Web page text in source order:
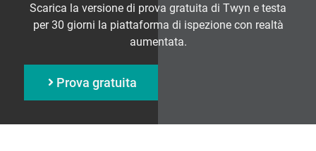
Scarica la versione di prova gratuita di Twyn e testa
per 30 giorni la piattaforma di ispezione con realtà
aumentata.
Prova gratuita